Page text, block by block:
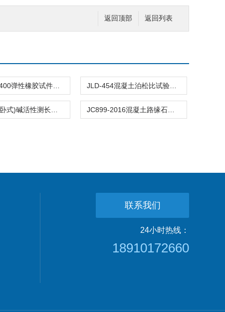
返回列表
返回顶部
联系我们
24小时热线：
18910172660